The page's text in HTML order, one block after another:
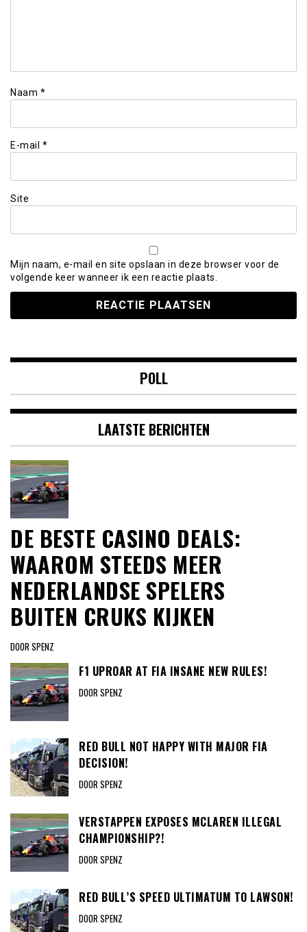
Naam *
E-mail *
Site
Mijn naam, e-mail en site opslaan in deze browser voor de
volgende keer wanneer ik een reactie plaats.
POLL
LAATSTE BERICHTEN
DE BESTE CASINO DEALS:
WAAROM STEEDS MEER
NEDERLANDSE SPELERS
BUITEN CRUKS KIJKEN
DOOR SPENZ
F1 UPROAR AT FIA INSANE NEW RULES!
DOOR SPENZ
RED BULL NOT HAPPY WITH MAJOR FIA
DECISION!
DOOR SPENZ
VERSTAPPEN EXPOSES MCLAREN ILLEGAL
CHAMPIONSHIP?!
DOOR SPENZ
RED BULL’S SPEED ULTIMATUM TO LAWSON!
DOOR SPENZ